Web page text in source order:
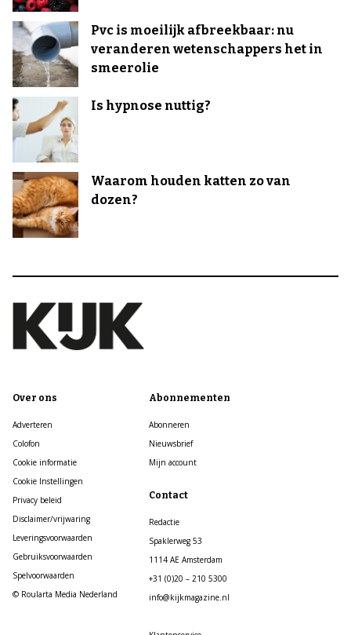
Pvc is moeilijk afbreekbaar: nu
veranderen wetenschappers het in
smeerolie
Is hypnose nuttig?
Waarom houden katten zo van
dozen?
Over ons
Adverteren
Colofon
Cookie informatie
Cookie Instellingen
Privacy beleid
Disclaimer/vrijwaring
Leveringsvoorwaarden
Gebruiksvoorwaarden
Spelvoorwaarden
© Roularta Media Nederland
Abonnementen
Abonneren
Nieuwsbrief
Mijn account
Contact
Redactie
Spaklerweg 53
1114 AE Amsterdam
+31 (0)20 – 210 5300
info@kijkmagazine.nl